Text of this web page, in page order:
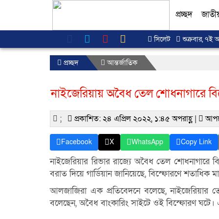
প্রচ্ছদ
সিলেট শুক্রবার, ৭ই
প্রচ্ছদ আন্তর্জাতিক
নাইজেরিয়ায় অবৈধ তেল শোধনাগারে
; প্রকাশিত: ২৪ এপ্রিল ২০২২, ১:৪৫ অপরাহ্ণ |
Facebook X WhatsApp Copy Link
নাইজেরিয়ার রিভার রাজ্যে অবৈধ তেল শোধনাগারে
বরাত দিয়ে গার্ডিয়ান জানিয়েছে, বিস্ফোরণে শতাধিক
আলজাজিরা এক প্রতিবেদনে বলেছে, নাইজেরিয়ার
বলেছেন, অবৈধ বাংকারিং সাইটে ওই বিস্ফোরণ ঘটে।